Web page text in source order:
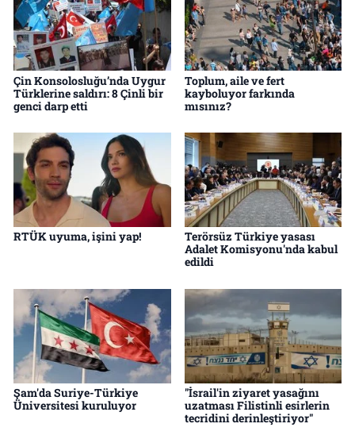
Çin Konsolosluğu’nda Uygur
Türklerine saldırı: 8 Çinli bir
genci darp etti
Toplum, aile ve fert
kayboluyor farkında
mısınız?
RTÜK uyuma, işini yap!
Terörsüz Türkiye yasası
Adalet Komisyonu'nda kabul
edildi
Şam'da Suriye-Türkiye
Üniversitesi kuruluyor
"İsrail'in ziyaret yasağını
uzatması Filistinli esirlerin
tecridini derinleştiriyor"